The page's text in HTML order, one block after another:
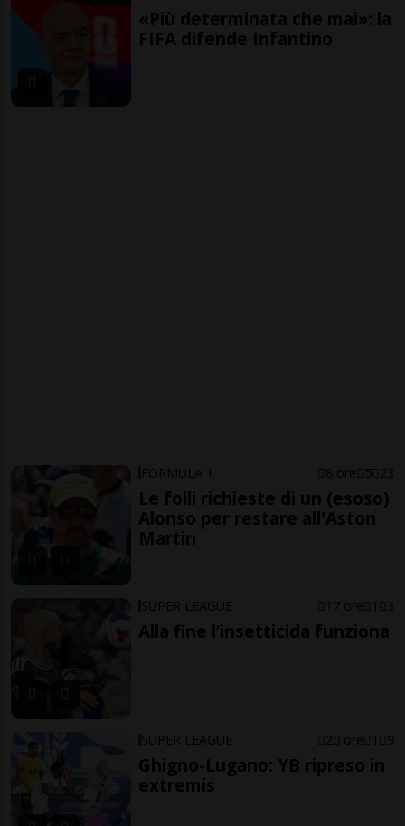
«Più determinata che mai»: la
FIFA difende Infantino
FORMULA 1 8 ore 5 23
Le folli richieste di un (esoso)
Alonso per restare all'Aston
Martin
SUPER LEAGUE 17 ore 1 3
Alla fine l’insetticida funziona
SUPER LEAGUE 20 ore 1 9
Ghigno-Lugano: YB ripreso in
extremis